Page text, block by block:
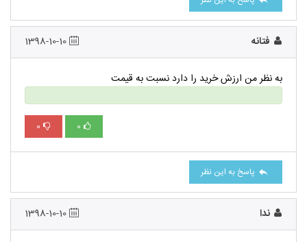
فتانه
به نظر من ارزش خرید را دارد نسبت به قیمت
0
0
پاسخ به این نظر
ندا